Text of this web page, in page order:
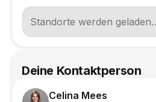
Deine Kontaktperson
Celina Mees